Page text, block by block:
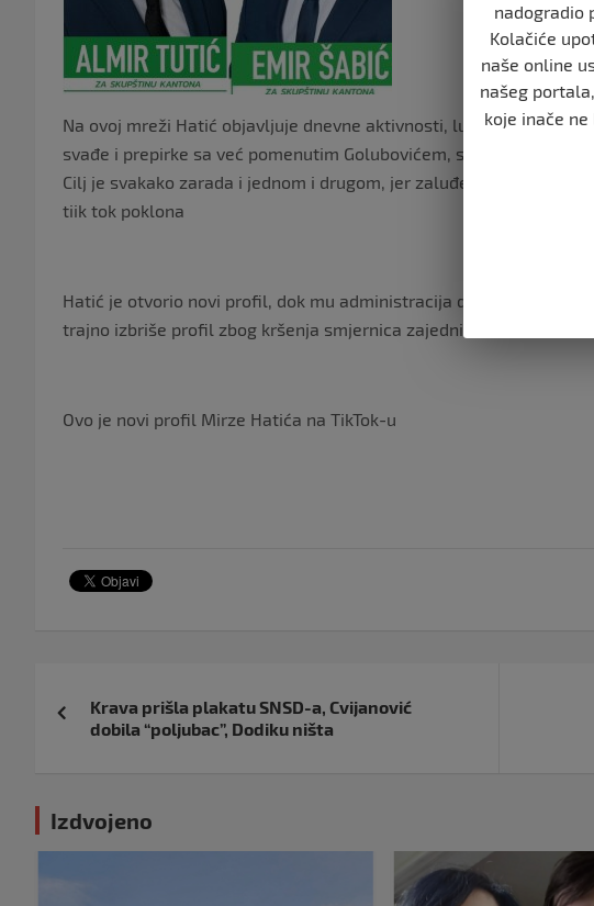
Na ovoj mreži Hatić objavljuje dnevne aktivnosti, luksuz u kojem
svađe i prepirke sa već pomenutim Golubovićem, sa kojim ima
Cilj je svakako zarada i jednom i drugom, jer zaluđena masa svog
tiik tok poklona
Hatić je otvorio novi profil, dok mu administracija društvene
trajno izbriše profil zbog kršenja smjernica zajednice ove društvene
Ovo je novi profil Mirze Hatića na TikTok-u
objava
Krava prišla plakatu SNSD-a, Cvijanović
dobila “poljubac”, Dodiku ništa
Izdvojeno
nadogradio
Kolačiće
naše online
našeg
koje inače